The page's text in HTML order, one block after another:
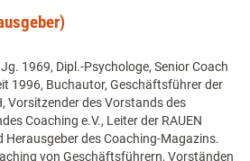
1969, Dipl.-Psychologe, Senior Coach
1996, Buchautor, Geschäftsführer der
Vorsitzender des Vorstands des
Coaching e.V., Leiter der RAUEN
des Coaching-Magazins.
von Geschäftsführern, Vorständen